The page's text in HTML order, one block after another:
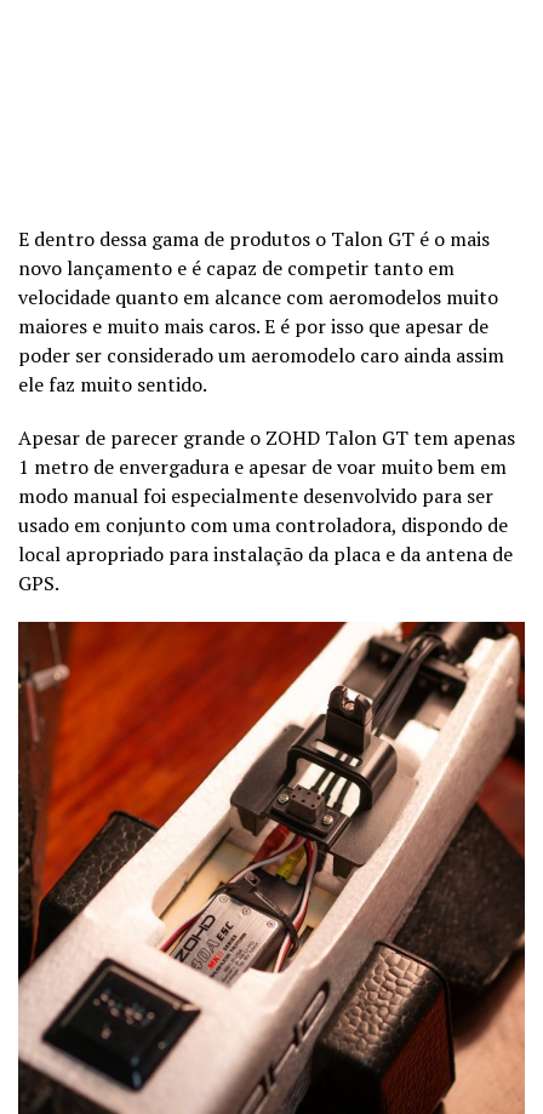
E dentro dessa gama de produtos o Talon GT é o mais
novo lançamento e é capaz de competir tanto em
velocidade quanto em alcance com aeromodelos muito
maiores e muito mais caros. E é por isso que apesar de
poder ser considerado um aeromodelo caro ainda assim
ele faz muito sentido.
Apesar de parecer grande o ZOHD Talon GT tem apenas
1 metro de envergadura e apesar de voar muito bem em
modo manual foi especialmente desenvolvido para ser
usado em conjunto com uma controladora, dispondo de
local apropriado para instalação da placa e da antena de
GPS.